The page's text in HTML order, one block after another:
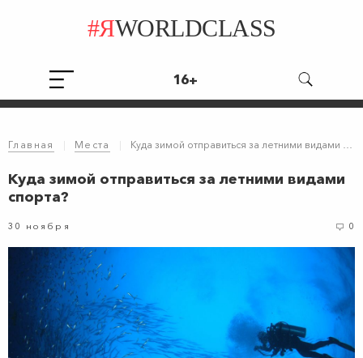
#ЯWORLDCLASS
16+
Главная | Места | Куда зимой отправиться за летними видами спорта?
Куда зимой отправиться за летними видами
спорта?
30 ноября 0